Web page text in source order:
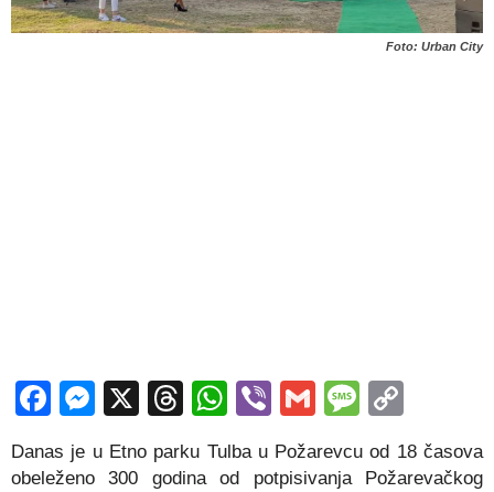
Foto: Urban City
Facebook
Messenger
X Threads
WhatsApp
ViberGmail
Link
Danas je u Etno parku Tulba u Požarevcu od 18 časova
obeleženo 300 godina od potpisivanja Požarevačkog